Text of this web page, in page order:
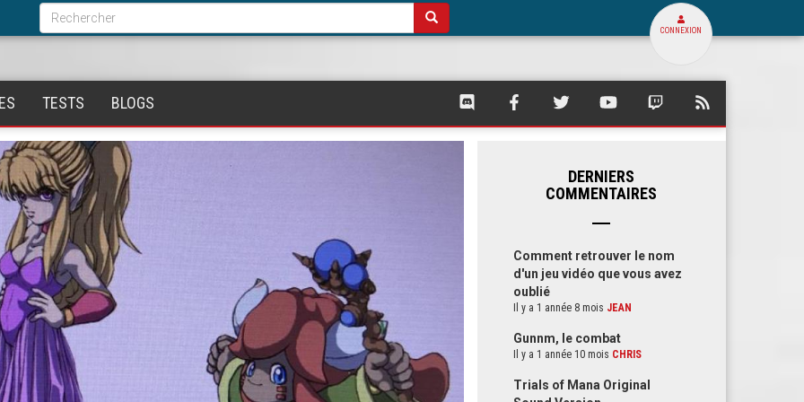
Formulaire
de
recherche
Rechercher
CONNEXION
TESTS BLOGS
SQUARE
SQUARE SQUARE SQUARE SQUARE
DERNIERS
COMMENTAIRES
Comment retrouver le nom
d'un jeu vidéo que vous avez
oublié
Il y a 1 année 8 mois JEAN
Gunnm, le combat
Il y a 1 année 10 mois CHRIS
Trials of Mana Original